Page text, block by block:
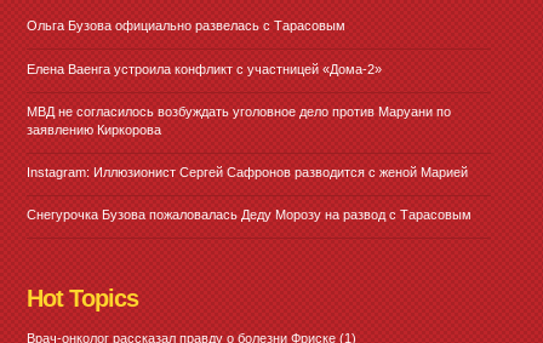
Ольга Бузова официально развелась с Тарасовым
Елена Ваенга устроила конфликт с участницей «Дома-2»
МВД не согласилось возбуждать уголовное дело против Маруани по
заявлению Киркорова
Instagram: Иллюзионист Сергей Сафронов разводится с женой Марией
Снегурочка Бузова пожаловалась Деду Морозу на развод с Тарасовым
Hot Topics
Врач-онколог рассказал правду о болезни Фриске (1)